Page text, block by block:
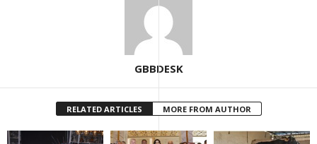
GBBDESK
RELATED ARTICLES MORE FROM AUTHOR